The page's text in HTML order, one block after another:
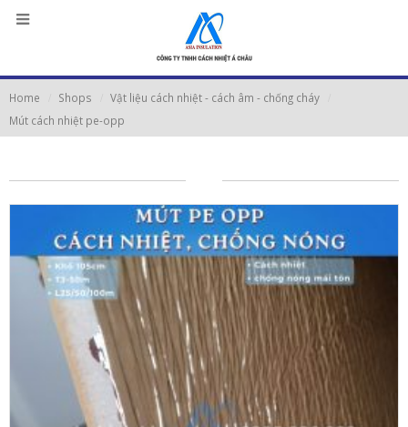
Home Shops
Vật liệu cách nhiệt - cách âm - chống cháy
Mút cách nhiệt pe-opp